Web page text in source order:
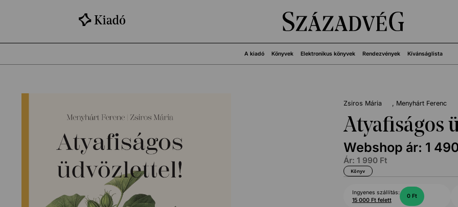
A kiadó Könyvek Elektronikus könyvek Rendezvények Kívánságlista
Zsiros Mária Menyhárt Ferenc
Atyafiságos
Webshop ár: 1
Ár: 1 990 Ft
Könyv
Ingyenes szállítás:
15 000 Ft felett
0 Ft